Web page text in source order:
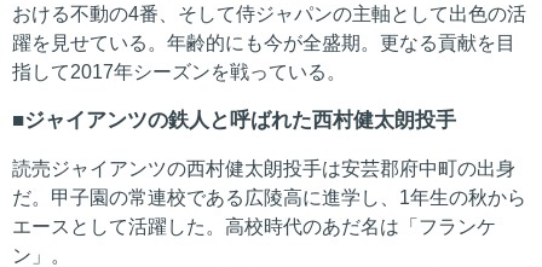
おける不動の4番、そして侍ジャパンの主軸として出色の活
躍を見せている。年齢的にも今が全盛期。更なる貢献を目
指して2017年シーズンを戦っている。
ジャイアンツの鉄人と呼ばれた西村健太朗投手
読売ジャイアンツの西村健太朗投手は安芸郡府中町の出身
だ。甲子園の常連校である広陵高に進学し、1年生の秋から
エースとして活躍した。高校時代のあだ名は「フランケ
ン」。